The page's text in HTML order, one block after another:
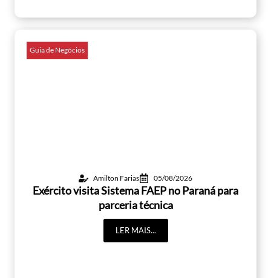
Guia de Negócios
Amilton Farias 05/08/2026
Exército visita Sistema FAEP no Paraná para
parceria técnica
LER MAIS...